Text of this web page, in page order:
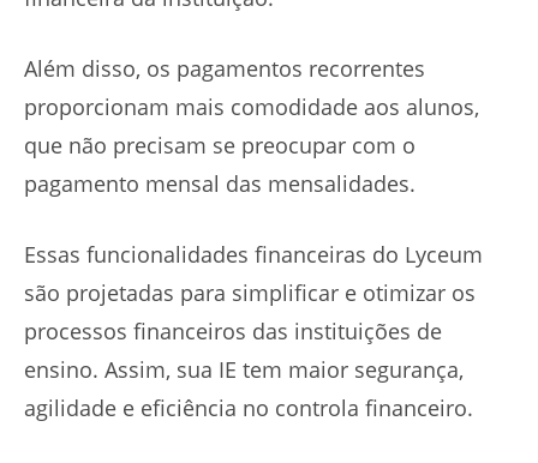
Além disso, os pagamentos recorrentes
proporcionam mais comodidade aos alunos,
que não precisam se preocupar com o
pagamento mensal das mensalidades.
Essas funcionalidades financeiras do Lyceum
são projetadas para simplificar e otimizar os
processos financeiros das instituições de
ensino. Assim, sua IE tem maior segurança,
agilidade e eficiência no controla financeiro.